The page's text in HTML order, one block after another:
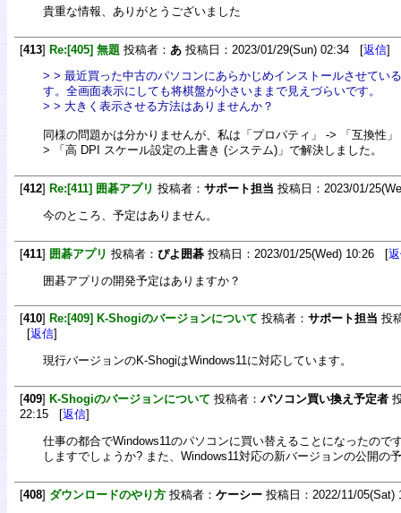
貴重な情報、ありがとうございました
[413] Re:[405] 無題 投稿者： あ 投稿日：2023/01/29(Sun) 02:34 [返信]
> > 最近買った中古のパソコンにあらかじめインストールさせてい
す。全画面表示にしても将棋盤が小さいままで見えづらいです。
> > 大きく表示させる方法はありませんか？
同様の問題かは分かりませんが、私は「プロパティ」 -> 「互換性
> 「高 DPI スケール設定の上書き (システム)」で解決しました。
[412] Re:[411] 囲碁アプリ 投稿者： サポート担当 投稿日：2023/01/
今のところ、予定はありません。
[411] 囲碁アプリ 投稿者： ぴよ囲碁 投稿日：2023/01/25(Wed) 10:26 [
囲碁アプリの開発予定はありますか？
[410] Re:[409] K-Shogiのバージョンについて 投稿者： サポート担当 投
[返信]
現行バージョンのK-ShogiはWindows11に対応しています。
[409] K-Shogiのバージョンについて 投稿者： パソコン買い換え予定者
22:15 [返信]
仕事の都合でWindows11のパソコンに買い替えることになったので
しますでしょうか? また、Windows11対応の新バージョンの公開の
[408] ダウンロードのやり方 投稿者： ケーシー 投稿日：2022/11/